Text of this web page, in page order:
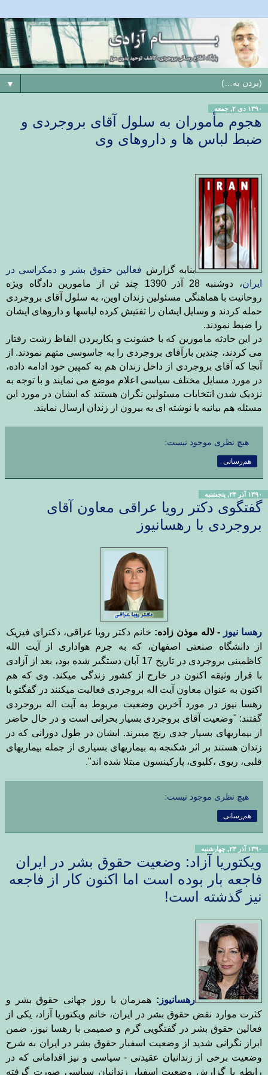
▼
۱۳۹۰ دی ۲, جمعه
هجوم مأموران به سلول آقای بروجردی و
ضبط لباس ها و داروهای وی
بنابه گزارش فعالین حقوق بشر و دمکراسی در
ایران
، دوشنبه 28 آذر 1390 چند تن از مامورین دادگاه ویژه
روحانیت با هماهنگی مسئولین زندان اوین، به سلول آقای بروجردی
حمله کردند و وسایل ایشان را تفتیش کرده لباسها و داروهای ایشان
را ضبط نمودند.
در این حادثه مامورین که با خشونت و بکاربردن الفاظ زشت رفتار
می کردند، چندین بارآقای بروجردی را به جاسوسی متهم نمودند. از
آنجا که آقای بروجردی از داخل زندان هم به کمپین خود ادامه داده،
در مورد مسایل مختلف سیاسی اعلام موضع می نمایند و با توجه به
نزدیک شدن انتخابات مسئولین نگران هستند که ایشان در مورد این
مسئله هم بیانیه یا نوشته ای به بیرون از زندان ارسال نمایند.
هیچ نظری موجود نیست:
هم‌رسانی
۱۳۹۰ آذر ۲۴, پنجشنبه
گفتگوی دکتر رویا عراقی معاون آقای
بروجردی با رهسانیوز
رهسا نیوز - لاله موذن زاده: خانم دکتر رویا عراقی، دکترای فیزیک
از د انشگاه صنعتی اصفهان، که به جرم هواداری از آیت الله
کاظمینی بروجردی در تاریخ 17 آبان دستگیر شده بود، بعد از آزادی
با قرار وثیقه اکنون در خارج از کشور زندگی میکند. وی که هم
اکنون به عنوان معاون آیت اله بروجردی فعالیت میکنند در گفگتو با
رهسا نیوز در مورد آخرین وضعیت مربوط به آیت اله بروجردی
گفتند: "وضعیت آقای بروجردی بسیار بحرانی است و در حال حاضر
از بیماریهای بسیار جدی رنج میبرند. ایشان در طول دورانی که در
زندان هستند بر اثر شکنجه به بیماریهای بسیاری از جمله بیماریهای
قلبی، ریوی ،کلیوی، پارکینسون مبتلا شده اند".
هیچ نظری موجود نیست:
هم‌رسانی
۱۳۹۰ آذر ۲۳, چهارشنبه
ویکتوریا آزاد: وضعیت حقوق بشر در ایران
فاجعه بار بوده است اما اکنون کار از فاجعه
نیز گذشته است!
رهسانیوز : همزمان با روز جهانی حقوق بشر و
کثرت موارد نقض حقوق بشر در ایران، خانم ویکتوریا آزاد، یکی از
فعالین حقوق بشر در گفتگویی گرم و صمیمی با رهسا نیوز، ضمن
ابراز نگرانی شدید از وضعیت اسفبار حقوق بشر در ایران به شرح
وضعیت برخی از زندانیان عقیدتی - سیاسی و نیز اقداماتی که در
رابطه با گزارش وضعیت اسفبار زندانیان سیاسی صورت گرفته